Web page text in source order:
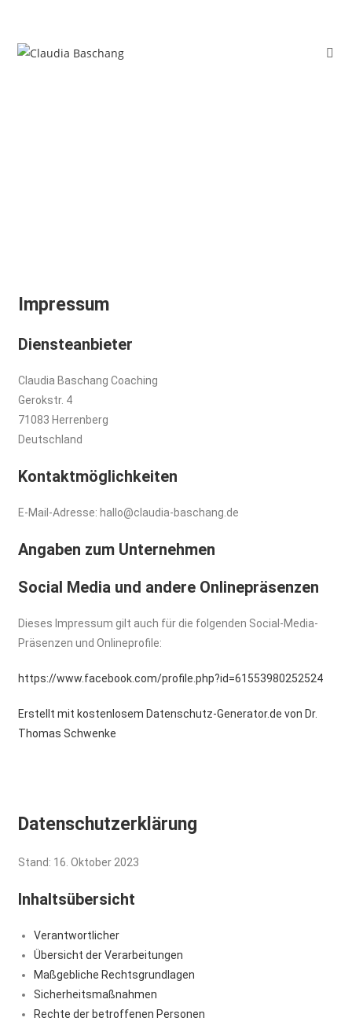
Impressum
Diensteanbieter
Claudia Baschang Coaching
Gerokstr. 4
71083 Herrenberg
Deutschland
Kontaktmöglichkeiten
E-Mail-Adresse: hallo@claudia-baschang.de
Angaben zum Unternehmen
Social Media und andere Onlinepräsenzen
Dieses Impressum gilt auch für die folgenden Social-Media-
Präsenzen und Onlineprofile:
https://www.facebook.com/profile.php?id=61553980252524
Erstellt mit kostenlosem Datenschutz-Generator.de von Dr.
Thomas Schwenke
Datenschutzerklärung
Stand: 16. Oktober 2023
Inhaltsübersicht
Verantwortlicher
Übersicht der Verarbeitungen
Maßgebliche Rechtsgrundlagen
Sicherheitsmaßnahmen
Rechte der betroffenen Personen